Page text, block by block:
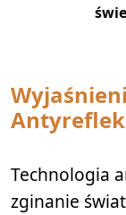
Technologia
zginanie